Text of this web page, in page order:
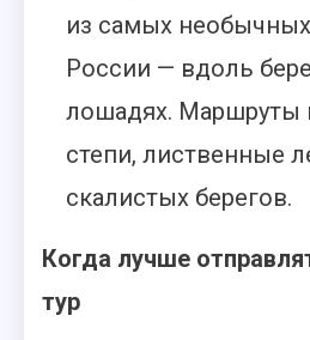
из самых
России — вдоль
лошадях. Маршруты
степи, лиственные
скалистых берегов.
Когда лучше
тур